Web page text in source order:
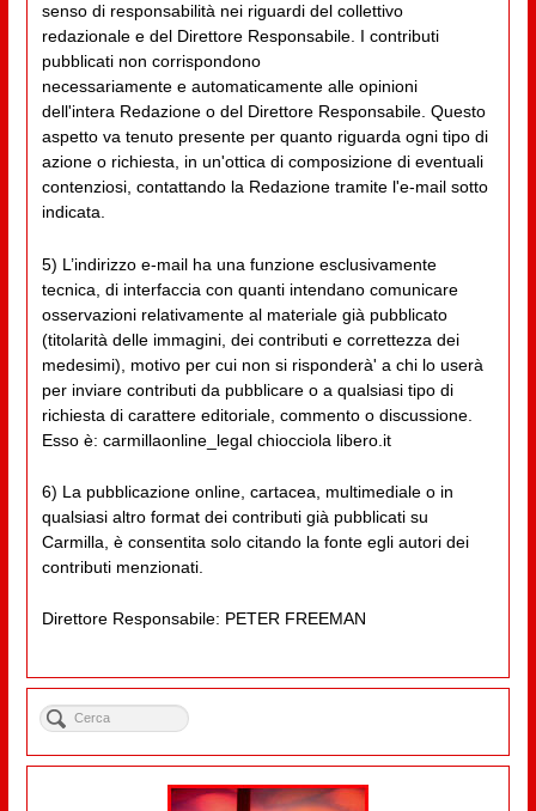
senso di responsabilità nei riguardi del collettivo
redazionale e del Direttore Responsabile. I contributi
pubblicati non corrispondono
necessariamente e automaticamente alle opinioni
dell'intera Redazione o del Direttore Responsabile. Questo
aspetto va tenuto presente per quanto riguarda ogni tipo di
azione o richiesta, in un'ottica di composizione di eventuali
contenziosi, contattando la Redazione tramite l'e-mail sotto
indicata.
5) L’indirizzo e-mail ha una funzione esclusivamente
tecnica, di interfaccia con quanti intendano comunicare
osservazioni relativamente al materiale già pubblicato
(titolarità delle immagini, dei contributi e correttezza dei
medesimi), motivo per cui non si risponderà' a chi lo userà
per inviare contributi da pubblicare o a qualsiasi tipo di
richiesta di carattere editoriale, commento o discussione.
Esso è: carmillaonline_legal chiocciola libero.it
6) La pubblicazione online, cartacea, multimediale o in
qualsiasi altro format dei contributi già pubblicati su
Carmilla, è consentita solo citando la fonte egli autori dei
contributi menzionati.
Direttore Responsabile: PETER FREEMAN